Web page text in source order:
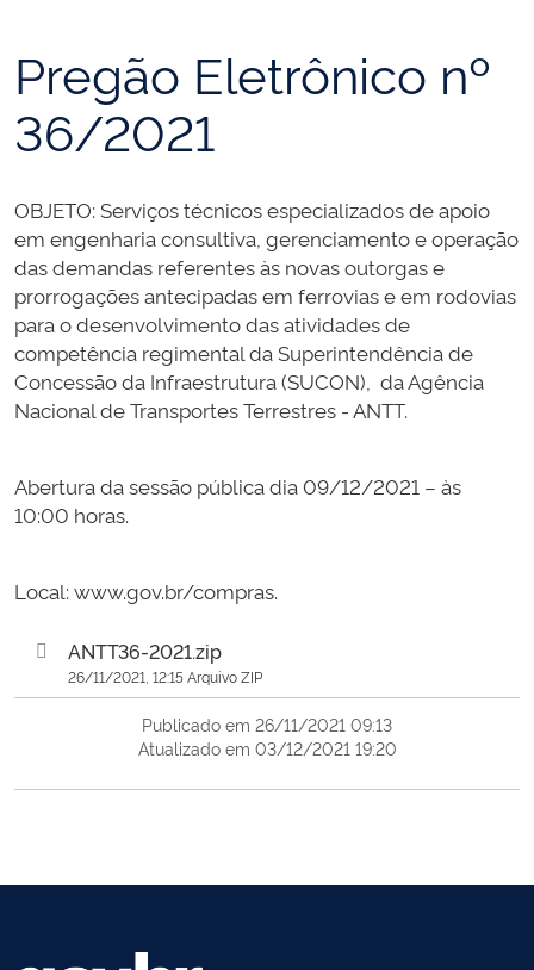
Pregão Eletrônico nº
36/2021
OBJETO: Serviços técnicos especializados de apoio
em engenharia consultiva, gerenciamento e operação
das demandas referentes às novas outorgas e
prorrogações antecipadas em ferrovias e em rodovias
para o desenvolvimento das atividades de
competência regimental da Superintendência de
Concessão da Infraestrutura (SUCON), da Agência
Nacional de Transportes Terrestres - ANTT.
Abertura da sessão pública dia 09/12/2021 – às
10:00 horas.
Local: www.gov.br/compras.
ANTT36-2021.zip
26/11/2021, 12:15 Arquivo ZIP
Publicado em 26/11/2021 09:13
Atualizado em 03/12/2021 19:20